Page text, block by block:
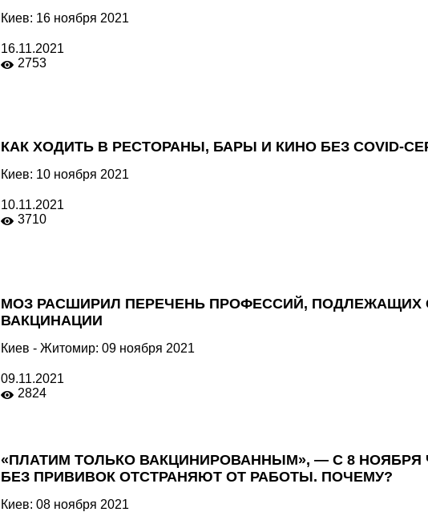
Киев: 16 ноября 2021
16.11.2021
2753
КАК ХОДИТЬ В РЕСТОРАНЫ, БАРЫ И КИНО БЕЗ COVID-
Киев: 10 ноября 2021
10.11.2021
3710
МОЗ РАСШИРИЛ ПЕРЕЧЕНЬ ПРОФЕССИЙ, ПОДЛЕЖАЩИХ
ВАКЦИНАЦИИ
Киев - Житомир: 09 ноября 2021
09.11.2021
2824
«ПЛАТИМ ТОЛЬКО ВАКЦИНИРОВАННЫМ», — С 8 НОЯБРЯ
БЕЗ ПРИВИВОК ОТСТРАНЯЮТ ОТ РАБОТЫ. ПОЧЕМУ?
Киев: 08 ноября 2021